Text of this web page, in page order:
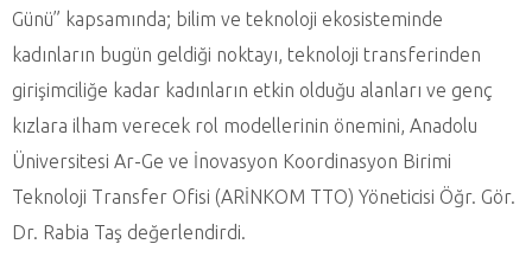
Günü” kapsamında; bilim ve teknoloji ekosisteminde
kadınların bugün geldiği noktayı, teknoloji transferinden
girişimciliğe kadar kadınların etkin olduğu alanları ve genç
kızlara ilham verecek rol modellerinin önemini, Anadolu
Üniversitesi Ar-Ge ve İnovasyon Koordinasyon Birimi
Teknoloji Transfer Ofisi (ARİNKOM TTO) Yöneticisi Öğr. Gör.
Dr. Rabia Taş değerlendirdi.